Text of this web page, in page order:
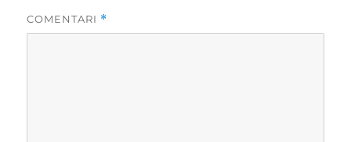
COMENTARI *